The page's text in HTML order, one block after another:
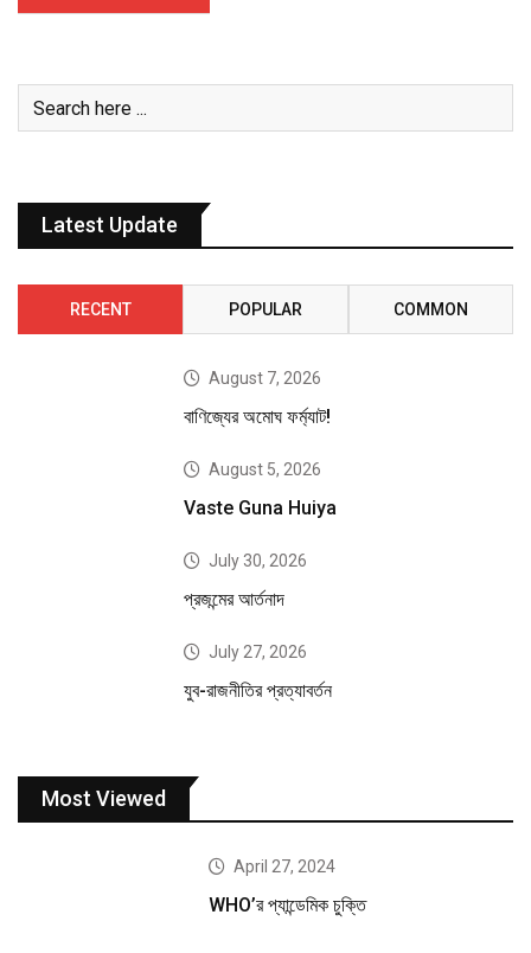
Latest Update
RECENT POPULAR COMMON
August 7, 2026
বাণিজ্যের অমোঘ ফর্ম্যাট!
August 5, 2026
Vaste Guna Huiya
July 30, 2026
প্রজন্মের আর্তনাদ
July 27, 2026
যুব-রাজনীতির প্রত্যাবর্তন
Most Viewed
April 27, 2024
WHO’র প্যান্ডেমিক চুক্তি